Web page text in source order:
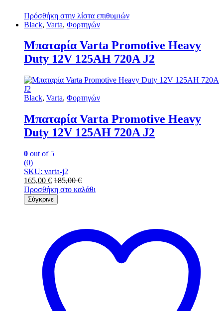
Πρόσθήκη στην λίστα επιθυμιών
Black, Varta, Φορτηγών
Μπαταρία Varta Promotive Heavy
Duty 12V 125AH 720A J2
Black, Varta, Φορτηγών
Μπαταρία Varta Promotive Heavy
Duty 12V 125AH 720A J2
0 out of 5
(0)
SKU: varta-j2
165,00 € 185,00€
Προσθήκη στο καλάθι
Σύγκρινε